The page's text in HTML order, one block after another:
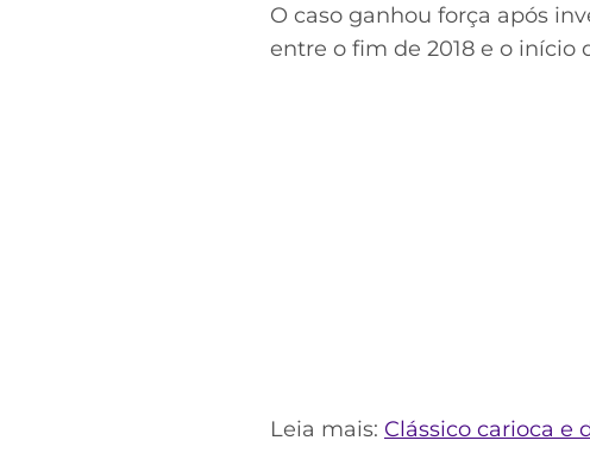
O caso ganhou força após
entre o fim de 2018 e o início
Leia mais: Clássico carioca e